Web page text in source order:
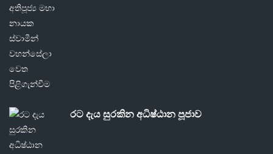
රට දැය සුරකින අධිෂ්ඨාන පූජාව